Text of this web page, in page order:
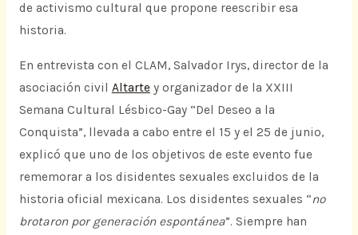
de activismo cultural que propone reescribir esa
historia.
En entrevista con el CLAM, Salvador Irys, director de la
asociación civil Altartey organizador de la XXIII
Semana Cultural Lésbico-Gay “Del Deseo a la
Conquista”, llevada a cabo entre el 15 y el 25 de junio,
explicó que uno de los objetivos de este evento fue
rememorar a los disidentes sexuales excluidos de la
historia oficial mexicana. Los disidentes sexuales “no
brotaron por generación espontánea”. Siempre han